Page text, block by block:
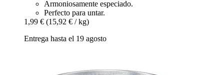
Armoniosamente especiado.
Perfecto para untar.
1,99 € (15,92 € / kg)
Entrega hasta el 19 agosto